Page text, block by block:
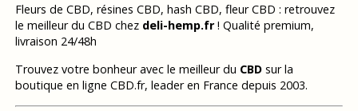
Fleurs de CBD, résines CBD, hash CBD, fleur CBD : retrouvez
le meilleur du CBD chez deli-hemp.fr! Qualité premium,
livraison 24/48h
Trouvez votre bonheur avec le meilleur du CBDsur la
boutique en ligne CBD.fr, leader en France depuis 2003.